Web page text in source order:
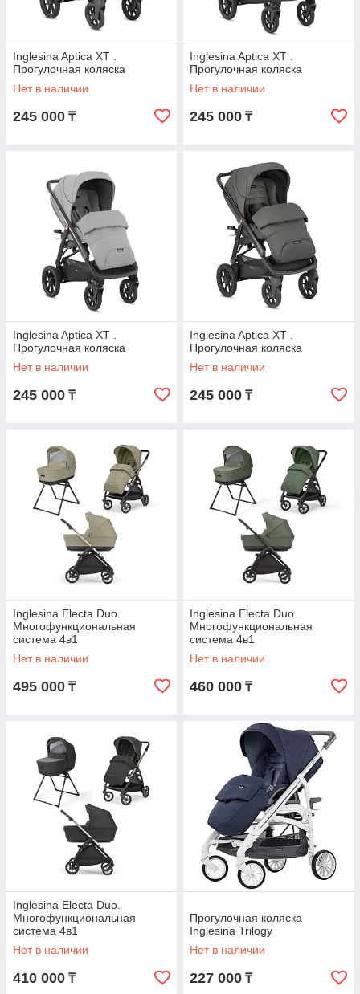
Inglesina Aptica XT .
Прогулочная коляска
Нет в наличии
245 000 ₸
Inglesina Aptica XT .
Прогулочная коляска
Нет в наличии
245 000 ₸
Inglesina Aptica XT .
Прогулочная коляска
Нет в наличии
245 000 ₸
Inglesina Aptica XT .
Прогулочная коляска
Нет в наличии
245 000 ₸
Inglesina Electa Duo.
Многофункциональная
система 4в1
Нет в наличии
495 000 ₸
Inglesina Electa Duo.
Многофункциональная
система 4в1
Нет в наличии
460 000 ₸
Inglesina Electa Duo.
Многофункциональная
система 4в1
Нет в наличии
410 000 ₸
Прогулочная коляска
Inglesina Trilogy
Нет в наличии
227 000 ₸